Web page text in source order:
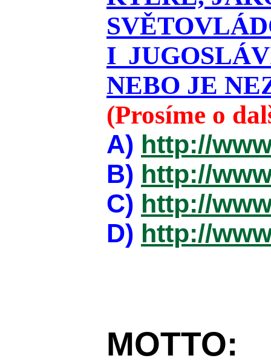
I
NEBO JE
(Prosíme o
A) http://
B) http://
C) http://
D) http://
MOTTO: